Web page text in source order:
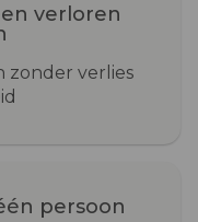
verloren
zonder verlies
persoon